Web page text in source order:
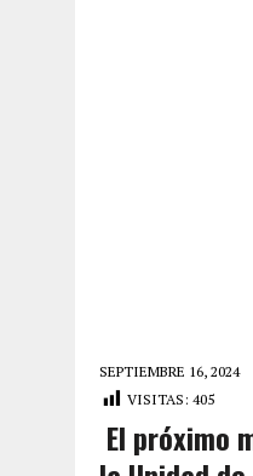
SEPTIEMBRE 16, 2024
VISITAS: 405
El próximo